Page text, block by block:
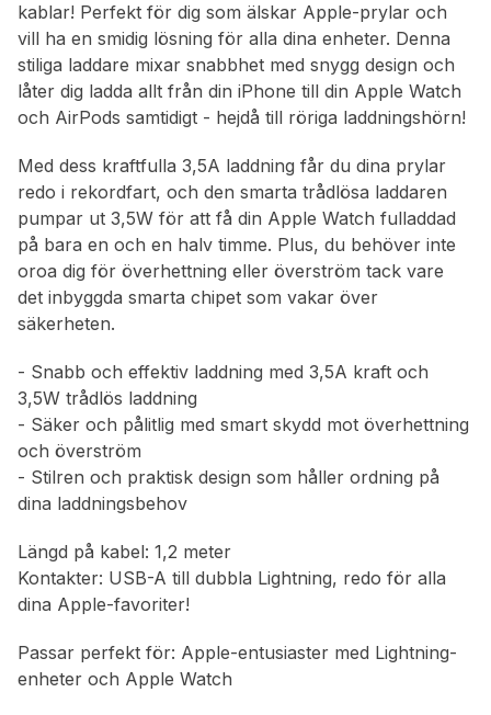
kablar! Perfekt för dig som älskar Apple-prylar och
vill ha en smidig lösning för alla dina enheter. Denna
stiliga laddare mixar snabbhet med snygg design och
låter dig ladda allt från din iPhone till din Apple Watch
och AirPods samtidigt - hejdå till röriga laddningshörn!
Med dess kraftfulla 3,5A laddning får du dina prylar
redo i rekordfart, och den smarta trådlösa laddaren
pumpar ut 3,5W för att få din Apple Watch fulladdad
på bara en och en halv timme. Plus, du behöver inte
oroa dig för överhettning eller överström tack vare
det inbyggda smarta chipet som vakar över
säkerheten.
- Snabb och effektiv laddning med 3,5A kraft och
3,5W trådlös laddning
- Säker och pålitlig med smart skydd mot överhettning
och överström
- Stilren och praktisk design som håller ordning på
dina laddningsbehov
Längd på kabel: 1,2 meter
Kontakter: USB-A till dubbla Lightning, redo för alla
dina Apple-favoriter!
Passar perfekt för: Apple-entusiaster med Lightning-
enheter och Apple Watch